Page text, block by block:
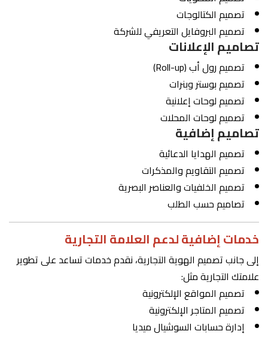
تصميم الكتالوجات
تصميم البروفايل التعريفي للشركة
تصاميم الإعلانات
تصميم رول أب (Roll-up)
تصميم بوستر وبنرات
تصميم لوحات إعلانية
تصميم لوحات المحلات
تصاميم إضافية
تصميم الهدايا الدعائية
تصميم التقاويم والمذكرات
تصميم الخلفيات والعناصر البصرية
تصاميم حسب الطلب
خدمات إضافية لدعم العلامة التجارية
إلى جانب تصميم الهوية التجارية، نقدم خدمات تساعد على تطوير
علامتك التجارية مثل:
تصميم المواقع الإلكترونية
تصميم المتاجر الإلكترونية
إدارة حسابات السوشيال ميديا